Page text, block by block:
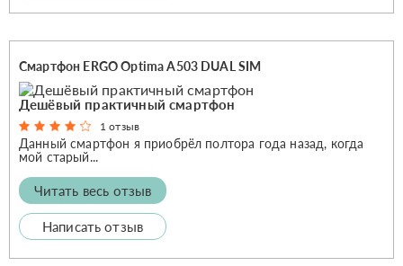
Смартфон ERGO Optima A503 DUAL SIM
Дешёвый практичный смартфон
1 отзыв
Данный смартфон я приобрёл полтора года назад, когда
мой старый...
Читать весь отзыв
Написать отзыв